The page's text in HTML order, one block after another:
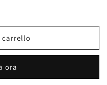
carrello
ora